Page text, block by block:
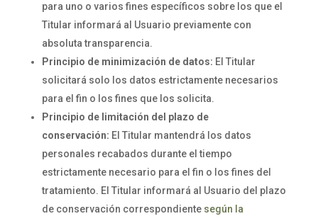
para uno o varios fines específicos sobre los que el
Titular informará al Usuario previamente con
absoluta transparencia.
Principio de minimización de datos: El Titular
solicitará solo los datos estrictamente necesarios
para el fin o los fines que los solicita.
Principio de limitación del plazo de
conservación: El Titular mantendrá los datos
personales recabados durante el tiempo
estrictamente necesario para el fin o los fines del
tratamiento. El Titular informará al Usuario del plazo
de conservación correspondiente según la